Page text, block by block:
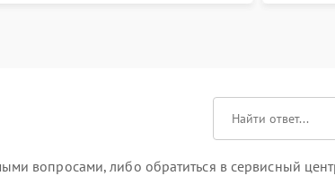
вопросами, либо обратиться в сервисный